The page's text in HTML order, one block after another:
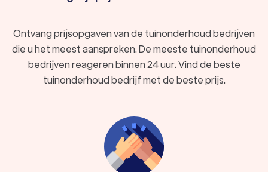
Ontvang prijsopgaven van de tuinonderhoud bedrijven
die u het meest aanspreken. De meeste tuinonderhoud
bedrijven reageren binnen 24 uur. Vind de beste
tuinonderhoud bedrijf met de beste prijs.